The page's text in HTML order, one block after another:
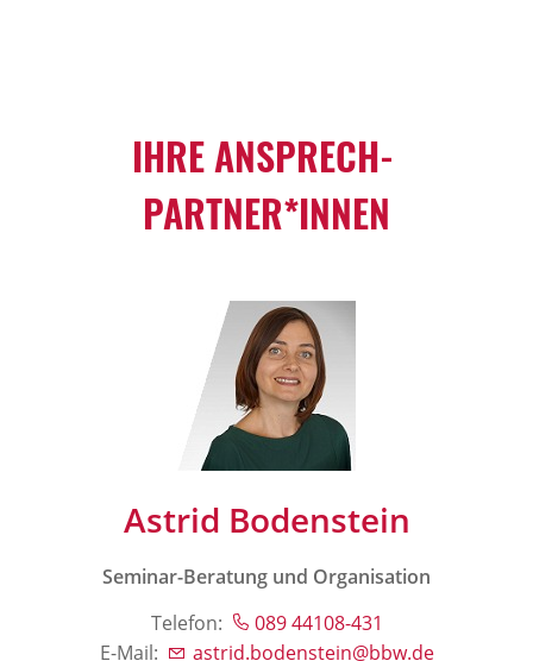
IHRE ANSPRECH­
PARTNER*INNEN
Astrid Bodenstein
Seminar-Beratung und Organisation
Telefon:
089 44108-431
E-Mail:
astrid.bodenstein@bbw.de